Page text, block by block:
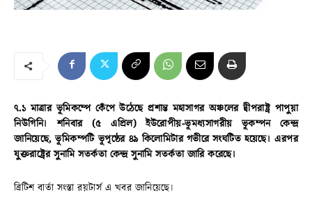
৭.১ মাত্রার ভূমিকম্পে কেঁপে উঠেছে প্রশান্ত মহাসাগর অঞ্চলের দ্বীপরাষ্ট্র পাপুয়া
নিউগিনি। শনিবার (৫ এপ্রিল) ইউরোপীয়-ভূমধ্যসাগরীয় ভূকম্পন কেন্দ্র
জানিয়েছে, ভূমিকম্পটি ভূপৃষ্ঠের ৪৯ কিলোমিটার গভীরে সংঘটিত হয়েছে। এরপর
যুক্তরাষ্ট্রের সুনামি সতর্কতা কেন্দ্র সুনামি সতর্কতা জারি করেছে।
ব্রিটিশ বার্তা সংস্তা রয়টার্স এ খবর জানিয়েছে।